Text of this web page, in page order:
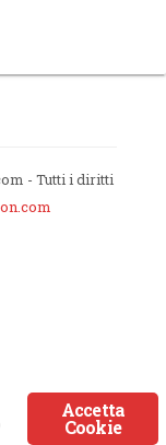
- Tutti i diritti
Accetta
Cookie